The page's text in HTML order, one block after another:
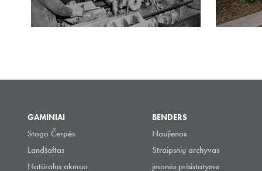
GAMINIAI
Stogo Čerpės
Landšaftas
Natūralus akmuo
BENDERS
Naujienos
Straipsnių archyvas
įmonės prisistatyme